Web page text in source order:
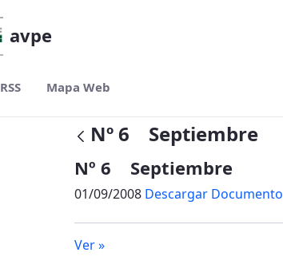
avpe
RSS Mapa Web
Nº 6 Septiembre
Nº 6 Septiembre
01/09/2008 Descargar Documento
Ver »